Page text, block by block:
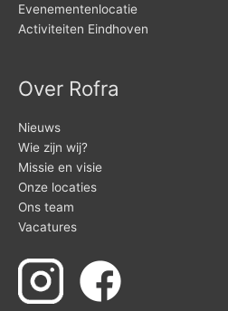
Evenementenlocatie
Activiteiten Eindhoven
Over Rofra
Nieuws
Wie zijn wij?
Missie en visie
Onze locaties
Ons team
Vacatures